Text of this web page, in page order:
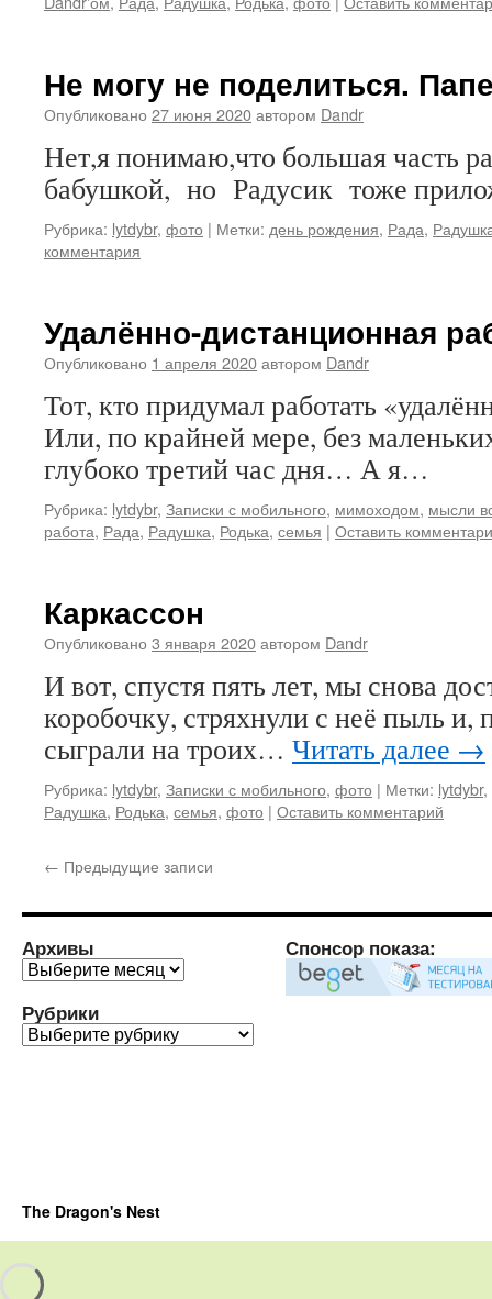
Не могу не поделиться.
Опубликовано 27 июня 2020автором Dandr
Нет,я понимаю,что большая часть
бабушкой, но Радусик тоже
Рубрика: lytdybr, фото | Метки: день рождения, Рада,
комментария
Удалённо-дистанционная
Опубликовано 1 апреля 2020автором Dandr
Тот, кто придумал работать
Или, по крайней мере, без
глубоко третий час дня… А я…
Рубрика: lytdybr, Записки с мобильного, мимоходом, мысли
работа, Рада, Радушка, Родька, семья | Оставить
Каркассон
Опубликовано 3 января 2020автором Dandr
И вот, спустя пять лет, мы снова
коробочку, стряхнули с неё пыль
сыграли на троих… Читать далее →
Рубрика: lytdybr, Записки с мобильного, фото | Метки: lytdybr,
Радушка, Родька, семья, фото | Оставить комментарий
← Предыдущие записи
Архивы
Архивы
Рубрики
Рубрики
Спонсор показа:
The Dragon's Nest